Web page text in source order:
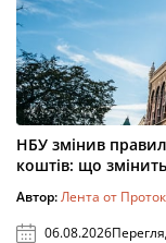
НБУ змінив
коштів: що
Автор:Лента от
06.08.2026